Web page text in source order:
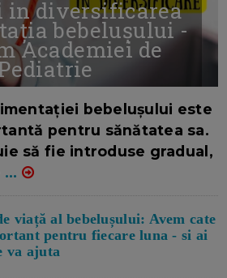
in diversificarea
bebelușului -
Academiei de
bebelușului este
pentru sănătatea sa.
să fie introduse gradual,
...
viață al bebelușului: Avem cate
pentru fiecare luna - si ai
va ajuta